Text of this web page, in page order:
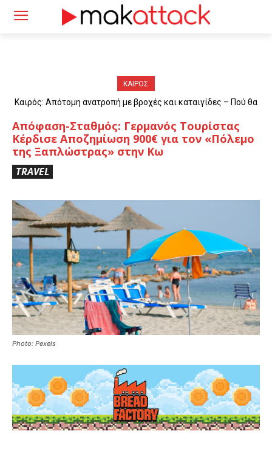
ΚΑΙΡΟΣ
Καιρός: Απότομη ανατροπή με βροχές και καταιγίδες – Πού θα
Απόφαση-Σταθμός: Γερμανός Τουρίστας
Κέρδισε Αποζημίωση 900€ για τον «Πόλεμο
της Ξαπλώστρας» στην Κω
TRAVEL
Photo: Pexels